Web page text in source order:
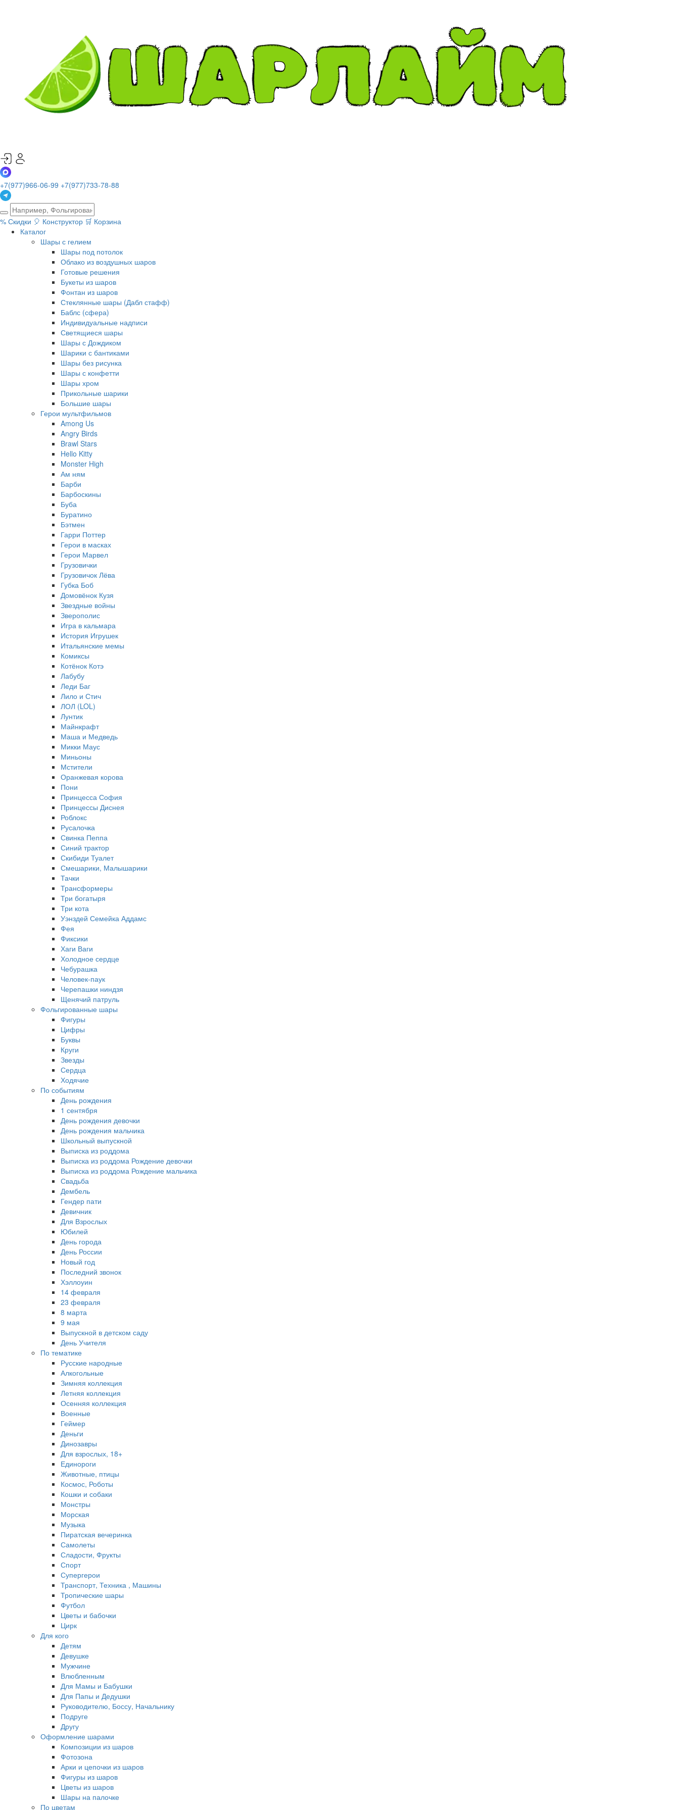
+7(977)966-06-99 +7(977)733-78-88
% Скидки 🎈 Конструктор 🛒 Корзина
Каталог
Шары с гелием
Шары под потолок
Облако из воздушных шаров
Готовые решения
Букеты из шаров
Фонтан из шаров
Стеклянные шары (Дабл стафф)
Баблс (сфера)
Индивидуальные надписи
Светящиеся шары
Шары с Дождиком
Шарики с бантиками
Шары без рисунка
Шары с конфетти
Шары хром
Прикольные шарики
Большие шары
Герои мультфильмов
Among Us
Angry Birds
Brawl Stars
Hello Kitty
Monster High
Ам ням
Барби
Барбоскины
Буба
Буратино
Бэтмен
Гарри Поттер
Герои в масках
Герои Марвел
Грузовички
Грузовичок Лёва
Губка Боб
Домовёнок Кузя
Звездные войны
Зверополис
Игра в кальмара
История Игрушек
Итальянские мемы
Комиксы
Котёнок Котэ
Лабубу
Леди Баг
Лило и Стич
ЛОЛ (LOL)
Лунтик
Майнкрафт
Маша и Медведь
Микки Маус
Миньоны
Мстители
Оранжевая корова
Пони
Принцесса София
Принцессы Диснея
Роблокс
Русалочка
Свинка Пеппа
Синий трактор
Скибиди Туалет
Смешарики, Малышарики
Тачки
Трансформеры
Три богатыря
Три кота
Уэнздей Семейка Аддамс
Фея
Фиксики
Хаги Ваги
Холодное сердце
Чебурашка
Человек-паук
Черепашки ниндзя
Щенячий патруль
Фольгированные шары
Фигуры
Цифры
Буквы
Круги
Звезды
Сердца
Ходячие
По событиям
День рождения
1 сентября
День рождения девочки
День рождения мальчика
Школьный выпускной
Выписка из роддома
Выписка из роддома Рождение девочки
Выписка из роддома Рождение мальчика
Свадьба
Дембель
Гендер пати
Девичник
Для Взрослых
Юбилей
День города
День России
Новый год
Последний звонок
Хэллоуин
14 февраля
23 февраля
8 марта
9 мая
Выпускной в детском саду
День Учителя
По тематике
Русские народные
Алкогольные
Зимняя коллекция
Летняя коллекция
Осенняя коллекция
Военные
Геймер
Деньги
Динозавры
Для взрослых, 18+
Единороги
Животные, птицы
Космос, Роботы
Кошки и собаки
Монстры
Морская
Музыка
Пиратская вечеринка
Самолеты
Сладости, Фрукты
Спорт
Супергерои
Транспорт, Техника , Машины
Тропические шары
Футбол
Цветы и бабочки
Цирк
Для кого
Детям
Девушке
Мужчине
Влюбленным
Для Мамы и Бабушки
Для Папы и Дедушки
Руководителю, Боссу, Начальнику
Подруге
Другу
Оформление шарами
Композиции из шаров
Фотозона
Арки и цепочки из шаров
Фигуры из шаров
Цветы из шаров
Шары на палочке
По цветам